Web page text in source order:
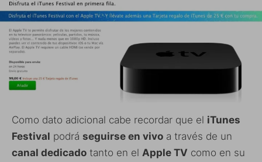
Como dato adicional cabe recordar que el iTunes
Festival podrá seguirse en vivo a través de un
canal dedicado tanto en el Apple TV como en su